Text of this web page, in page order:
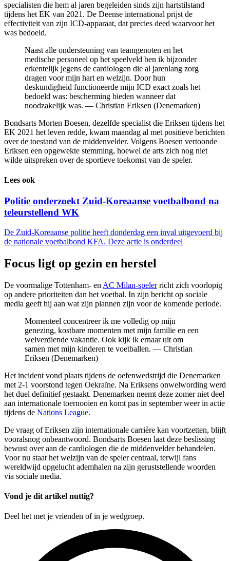
specialisten die hem al jaren begeleiden sinds zijn hartstilstand
tijdens het EK van 2021. De Deense international prijst de
effectiviteit van zijn ICD-apparaat, dat precies deed waarvoor het
was bedoeld.
Naast alle ondersteuning van teamgenoten en het
medische personeel op het speelveld ben ik bijzonder
erkentelijk jegens de cardiologen die al jarenlang zorg
dragen voor mijn hart en welzijn. Door hun
deskundigheid functioneerde mijn ICD exact zoals het
bedoeld was: bescherming bieden wanneer dat
noodzakelijk was. — Christian Eriksen (Denemarken)
Bondsarts Morten Boesen, dezelfde specialist die Eriksen tijdens het
EK 2021 het leven redde, kwam maandag al met positieve berichten
over de toestand van de middenvelder. Volgens Boesen vertoonde
Eriksen een opgewekte stemming, hoewel de arts zich nog niet
wilde uitspreken over de sportieve toekomst van de speler.
Lees ook
Politie onderzoekt Zuid-Koreaanse voetbalbond na
teleurstellend WK
De Zuid-Koreaanse politie heeft donderdag een inval uitgevoerd bij
de nationale voetbalbond KFA. Deze actie is onderdeel
Focus ligt op gezin en herstel
De voormalige Tottenham- en AC Milan-spelerricht zich voorlopig
op andere prioriteiten dan het voetbal. In zijn bericht op sociale
media geeft hij aan wat zijn plannen zijn voor de komende periode.
Momenteel concentreer ik me volledig op mijn
genezing, kostbare momenten met mijn familie en een
welverdiende vakantie. Ook kijk ik ernaar uit om
samen met mijn kinderen te voetballen. — Christian
Eriksen (Denemarken)
Het incident vond plaats tijdens de oefenwedstrijd die Denemarken
met 2-1 voorstond tegen Oekraïne. Na Eriksens onwelwording werd
het duel definitief gestaakt. Denemarken neemt deze zomer niet deel
aan internationale toernooien en komt pas in september weer in actie
tijdens de Nations League.
De vraag of Eriksen zijn internationale carrière kan voortzetten, blijft
vooralsnog onbeantwoord. Bondsarts Boesen laat deze beslissing
bewust over aan de cardiologen die de middenvelder behandelen.
Voor nu staat het welzijn van de speler centraal, terwijl fans
wereldwijd opgelucht ademhalen na zijn geruststellende woorden
via sociale media.
Vond je dit artikel nuttig?
Deel het met je vrienden of in je wedgroep.